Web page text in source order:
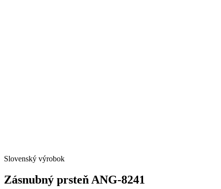
Slovenský výrobok
Zásnubný prsteň ANG-8241